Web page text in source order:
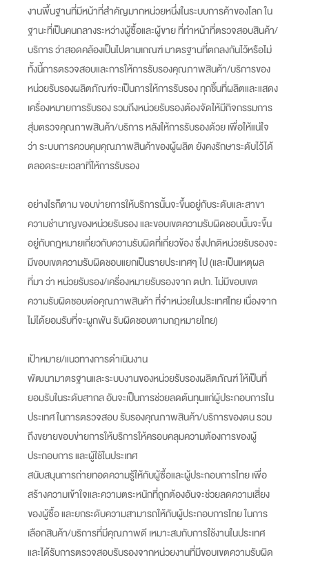
งานพื้นฐานที่มีหน้าที่สำคัญมากหน่วยหนึ่งในระบบการค้าของโลก ใน
ฐานะที่เป็นคนกลางระหว่างผู้ซื้อและผู้ขาย ที่ทำหน้าที่ตรวจสอบสินค้า/
บริการ ว่าสอดคล้องเป็นไปตามเกณฑ์ มาตรฐานที่ตกลงกันไว้หรือไม่
ทั้งนี้การตรวจสอบและการให้การรับรองคุณภาพสินค้า/บริการของ
หน่วยรับรองผลิตภัณฑ์จะเป็นการให้การรับรอง ทุกชิ้นที่ผลิตและแสดง
เครื่องหมายการรับรอง รวมถึงหน่วยรับรองต้องจัดให้มีกิจกรรมการ
สุ่มตรวจคุณภาพสินค้า/บริการ หลังให้การรับรองด้วย เพื่อให้แน่ใจ
ว่า ระบบการควบคุมคุณภาพสินค้าของผู้ผลิต ยังคงรักษาระดับไว้ได้
ตลอดระยะเวลาที่ให้การรับรอง
อย่างไรก็ตาม ขอบข่ายการให้บริการนั้นจะขึ้นอยู่กับระดับและสาขา
ความชำนาญของหน่วยรับรอง และขอบเขตความรับผิดชอบนั้นจะขึ้น
อยู่กับกฎหมายเกี่ยวกับความรับผิดที่เกี่ยวข้อง ซึ่งปกติหน่วยรับรองจะ
มีขอบเขตความรับผิดชอบแยกเป็นรายประเทศๆ ไป (และเป็นเหตุผล
ที่มา ว่า หน่วยรับรอง/เครื่องหมายรับรองจาก ตปท. ไม่มีขอบเขต
ความรับผิดชอบต่อคุณภาพสินค้า ที่จำหน่วยในประเทศไทย เนื่องจาก
ไม่ได้ยอมรับที่จะผูกพัน รับผิดชอบตามกฎหมายไทย)
เป้าหมาย/แนวทางการดำเนินงาน
พัฒนามาตรฐานและระบบงานของหน่วยรับรองผลิตภัณฑ์ ให้เป็นที่
ยอมรับในระดับสากล อันจะเป็นการช่วยลดต้นทุนแก่ผู้ประกอบการใน
ประเทศ ในการตรวจสอบ รับรองคุณภาพสินค้า/บริการของตน รวม
ถึงขยายขอบข่ายการให้บริการให้ครอบคลุมความต้องการของผู้
ประกอบการ และผู้ใช้ในประเทศ
สนับสนุนการถ่ายทอดความรู้ให้กับผู้ซื้อและผู้ประกอบการไทย เพื่อ
สร้างความเข้าใจและความตระหนักที่ถูกต้องอันจะช่วยลดความเสี่ยง
ของผู้ซื้อ และยกระดับความสามารถให้กับผู้ประกอบการไทย ในการ
เลือกสินค้า/บริการที่มีคุณภาพดี เหมาะสมกับการใช้งานในประเทศ
และได้รับการตรวจสอบรับรองจากหน่วยงานที่มีขอบเขตความรับผิด